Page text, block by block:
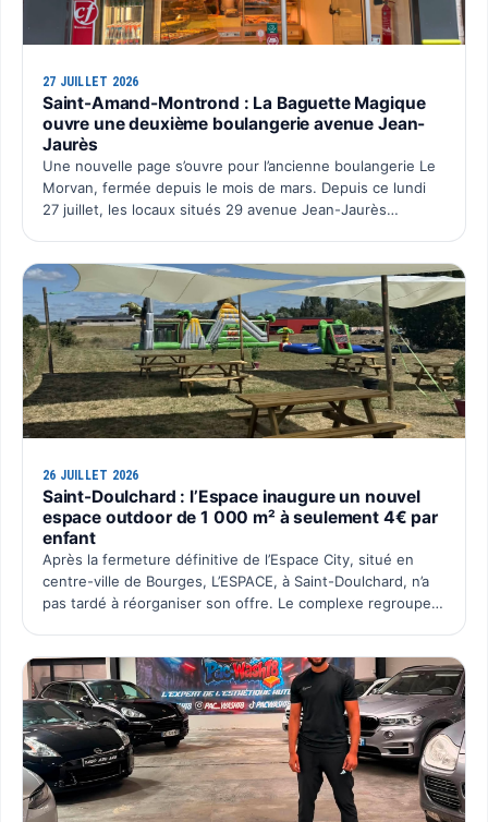
27 JUILLET 2026
Saint-Amand-Montrond : La Baguette Magique
ouvre une deuxième boulangerie avenue Jean-
Jaurès
Une nouvelle page s’ouvre pour l’ancienne boulangerie Le
Morvan, fermée depuis le mois de mars. Depuis ce lundi
27 juillet, les locaux situés 29 avenue Jean-Jaurès
26 JUILLET 2026
Saint-Doulchard : l’Espace inaugure un nouvel
espace outdoor de 1 000 m² à seulement 4€ par
enfant
Après la fermeture définitive de l’Espace City, situé en
centre-ville de Bourges, L’ESPACE, à Saint-Doulchard, n’a
pas tardé à réorganiser son offre. Le complexe regroupe